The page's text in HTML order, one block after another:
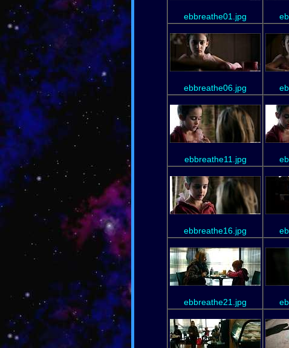
ebbreathe01.jpg
ebbreathe06.jpg
ebbreathe11.jpg
ebbreathe16.jpg
ebbreathe21.jpg